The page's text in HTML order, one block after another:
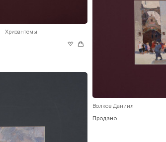
Хризантемы
Волков Даниил
Продано